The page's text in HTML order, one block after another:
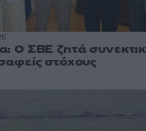
Ο ΣΒΕ ζητά
στόχους